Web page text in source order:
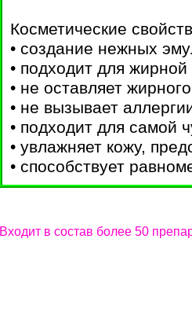
Косметические
• создание нежных
• подходит для
• не оставляет
• не вызывает
• подходит для самой
• увлажняет кожу,
• способствует
Входит в состав более 50